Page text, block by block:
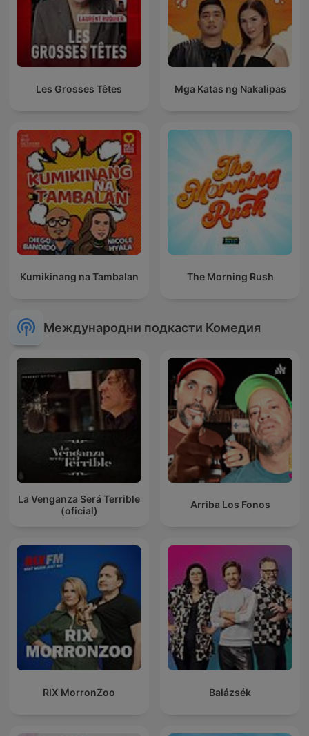
Les Grosses Têtes Mga Katas ng Nakalipas
Kumikinang na Tambalan The Morning Rush
Международни подкасти Комедия
La Venganza Será Terrible
(oficial)
Arriba Los Fonos
RIX MorronZoo Balázsék